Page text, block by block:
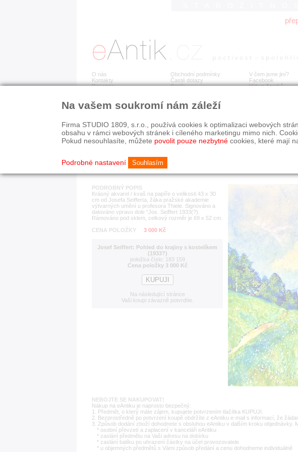
O nás
Kontakty
Recenze
Obchodní podmínky
Časté dotazy
Ceník
V čem jsme jiní?
Facebook
Výkup šperků
Detail položky č. 183 159 Josef Seiffert: Pohled
PODROBNÝ POPIS
Krásný akvarel / kvaš na papíře o velikosti 43 x 30
cm od Josefa Seifferta, žáka pražské akademie
výtvarných umění u profesora Thiele. Signováno a
datováno vpravo dole “Jos. Seiffert 1933(?).
Rámováno pod sklem, celkový rozměr je 69 x 52 cm.
CENA POLOŽKY
3 000 Kč
Josef Seiffert: Pohled do krajiny s kostelíkem
(1933?)
položka číslo: 183 159
Cena položky 3 000 Kč
Na následující stránce
Vaši koupi závazně potvrdíte.
NEBOJTE SE NAKUPOVAT!
Nákup na eAntiku je naprosto bezpečný:
1. Předmět, o který máte zájem, kupujete potvrzením tlačítka KUPUJI.
2. Bezprostředně po potvrzení koupě obdržíte z eAntiku e-mail s informací, že
3. Způsob dodání zboží dohodnete s obsluhou eAntiku v dalším kroku objednávky.
* osobní převzetí a zaplacení v kanceláři eAntiku
* zaslání předmětu na Vaši adresu na dobírku
* zaslání balíku po uhrazení částky na účet provozovatele
* u objemných předmětů s Vámi způsob předání a cenu dohodneme individuálně
Na vašem soukromí nám záleží
Firma STUDIO 1809, s.r.o., používá cookies k optimalizaci webových
obsahu v rámci webových stránek i cíleného marketingu mimo nich.
Pokud nesouhlasíte, můžete povolit pouze nezbytné cookies, které mají
Podrobné nastavení Souhlasím